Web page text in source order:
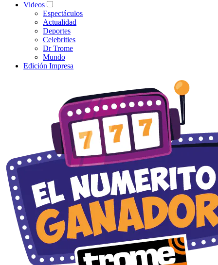
Videos
Espectáculos
Actualidad
Deportes
Celebrities
Dr Trome
Mundo
Edición Impresa